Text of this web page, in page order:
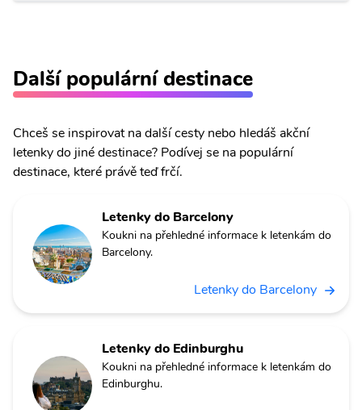
Další populární destinace
Chceš se inspirovat na další cesty nebo hledáš akční
letenky do jiné destinace? Podívej se na populární
destinace, které právě teď frčí.
Letenky do Barcelony
Koukni na přehledné informace k letenkám do
Barcelony.
Letenky do Barcelony
Letenky do Edinburghu
Koukni na přehledné informace k letenkám do
Edinburghu.